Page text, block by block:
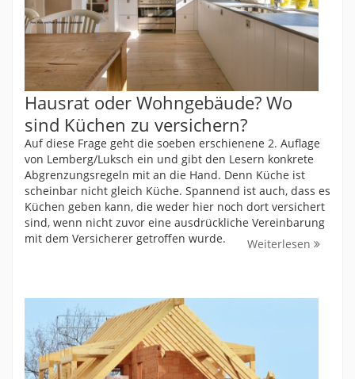
Hausrat oder Wohngebäude? Wo
sind Küchen zu versichern?
Auf diese Frage geht die soeben erschienene 2. Auflage
von Lemberg/Luksch ein und gibt den Lesern konkrete
Abgrenzungsregeln mit an die Hand. Denn Küche ist
scheinbar nicht gleich Küche. Spannend ist auch, dass es
Küchen geben kann, die weder hier noch dort versichert
sind, wenn nicht zuvor eine ausdrückliche Vereinbarung
mit dem Versicherer getroffen wurde.
Weiterlesen